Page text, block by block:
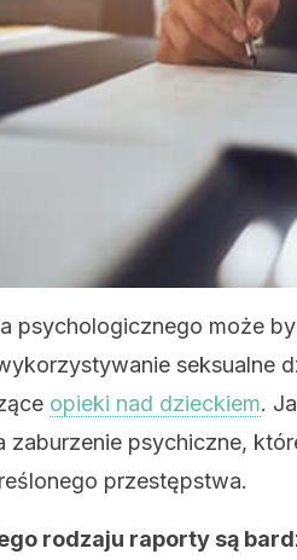
psychologicznego może
seksualne
opieki nad dzieckiem.
zaburzenie psychiczne,
przestępstwa.
rodzaju raporty są